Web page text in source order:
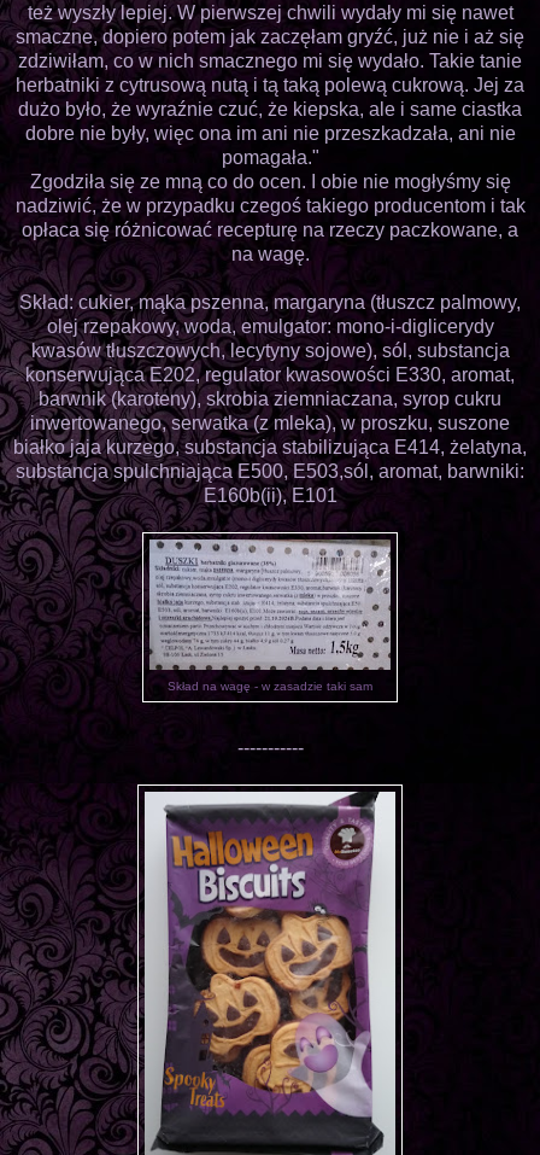
też wyszły lepiej. W pierwszej chwili wydały mi się nawet
smaczne, dopiero potem jak zaczęłam gryźć, już nie i aż się
zdziwiłam, co w nich smacznego mi się wydało. Takie tanie
herbatniki z cytrusową nutą i tą taką polewą cukrową. Jej za
dużo było, że wyraźnie czuć, że kiepska, ale i same ciastka
dobre nie były, więc ona im ani nie przeszkadzała, ani nie
pomagała."
Zgodziła się ze mną co do ocen. I obie nie mogłyśmy się
nadziwić, że w przypadku czegoś takiego producentom i tak
opłaca się różnicować recepturę na rzeczy paczkowane, a
na wagę.
Skład: cukier, mąka pszenna, margaryna (tłuszcz palmowy,
olej rzepakowy, woda, emulgator: mono-i-diglicerydy
kwasów tłuszczowych, lecytyny sojowe), sól, substancja
konserwująca E202, regulator kwasowości E330, aromat,
barwnik (karoteny), skrobia ziemniaczana, syrop cukru
inwertowanego, serwatka (z mleka), w proszku, suszone
białko jaja kurzego, substancja stabilizująca E414, żelatyna,
substancja spulchniająca E500, E503,sól, aromat, barwniki:
E160b(ii), E101
Skład na wagę - w zasadzie taki sam
-----------